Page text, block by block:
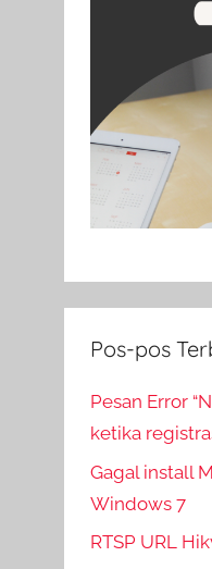
Pos-pos
Pesan Error
ketika
Gagal install
Windows 7
RTSP URL